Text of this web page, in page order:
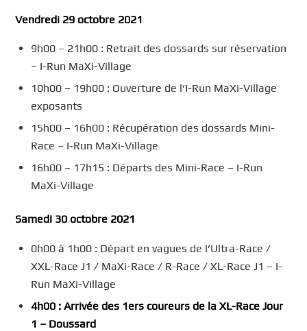
Vendredi 29 octobre 2021
9h00 – 21h00 : Retrait des dossards sur réservation
– I-Run MaXi-Village
10h00 – 19h00 : Ouverture de l’I-Run MaXi-Village
exposants
15h00 – 16h00 : Récupération des dossards Mini-
Race – I-Run MaXi-Village
16h00 – 17h15 : Départs des Mini-Race – I-Run
MaXi-Village
Samedi 30 octobre 2021
0h00 à 1h00 : Départ en vagues de l’Ultra-Race /
XXL-Race J1 / MaXi-Race / R-Race / XL-Race J1 – I-
Run MaXi-Village
4h00 : Arrivée des 1ers coureurs de la XL-Race Jour
1 – Doussard